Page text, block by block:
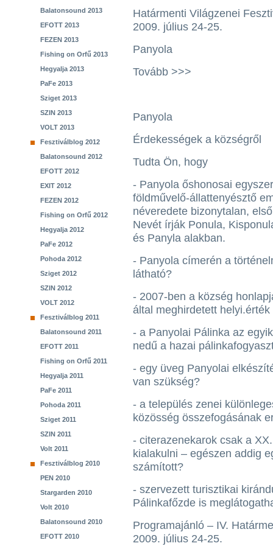
Balatonsound 2013
EFOTT 2013
FEZEN 2013
Fishing on Orfű 2013
Hegyalja 2013
PaFe 2013
Sziget 2013
SZIN 2013
VOLT 2013
Fesztiválblog 2012
Balatonsound 2012
EFOTT 2012
EXIT 2012
FEZEN 2012
Fishing on Orfű 2012
Hegyalja 2012
PaFe 2012
Pohoda 2012
Sziget 2012
SZIN 2012
VOLT 2012
Fesztiválblog 2011
Balatonsound 2011
EFOTT 2011
Fishing on Orfű 2011
Hegyalja 2011
PaFe 2011
Pohoda 2011
Sziget 2011
SZIN 2011
Volt 2011
Fesztiválblog 2010
PEN 2010
Stargarden 2010
Volt 2010
Balatonsound 2010
EFOTT 2010
Határmenti Világzenei
2009. július 24-25.
Panyola
Tovább >>>
Panyola
Érdekességek a községről
Tudta Ön, hogy
- Panyola őshonosai
földművelő-állattenyésztő
néveredete bizonytalan,
Nevét írják Ponula,
és Panyla alakban.
- Panyola címerén a
látható?
- 2007-ben a község
által meghirdetett
- a Panyolai Pálinka az
nedű a hazai
- egy üveg Panyolai
van szükség?
- a település zenei
közösség összefogásának
- citerazenekarok csak a
kialakulni – egészen addig
számított?
- szervezett turisztikai
Pálinkafőzde is
Programajánló – IV.
2009. július 24-25.